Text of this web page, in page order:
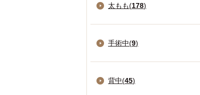
太もも(178)
手術中(9)
背中(45)